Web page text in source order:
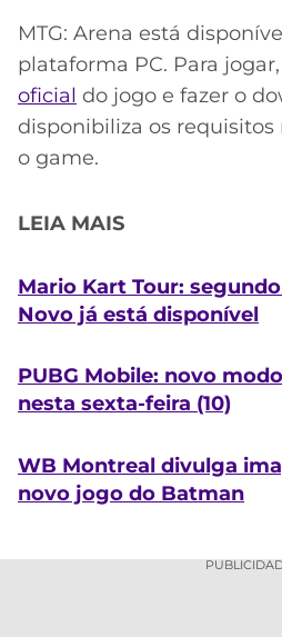
MTG: Arena está
plataforma PC. Para
oficial do jogo e fazer o
disponibiliza os
o game.
LEIA MAIS
Mario Kart Tour:
Novo já está disponível
PUBG Mobile: novo
nesta sexta-feira (10)
WB Montreal divulga
novo jogo do Batman